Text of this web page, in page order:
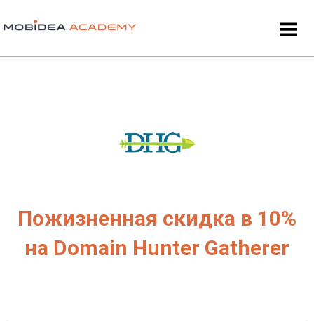
Пожизненная скидка в 10%
на Domain Hunter Gatherer